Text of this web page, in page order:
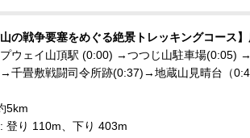
山の戦争要塞をめぐる絶景トレッキングコース
ウェイ山頂駅 (0:00) →つつじ山駐車場(0:05)
千畳敷戦闘司令所跡(0:37)→地蔵山見晴台（
5km
登り 110m、下り 403m